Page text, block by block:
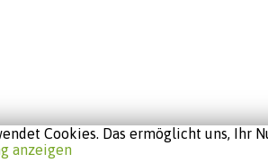
Cookies. Das ermöglicht uns,
anzeigen